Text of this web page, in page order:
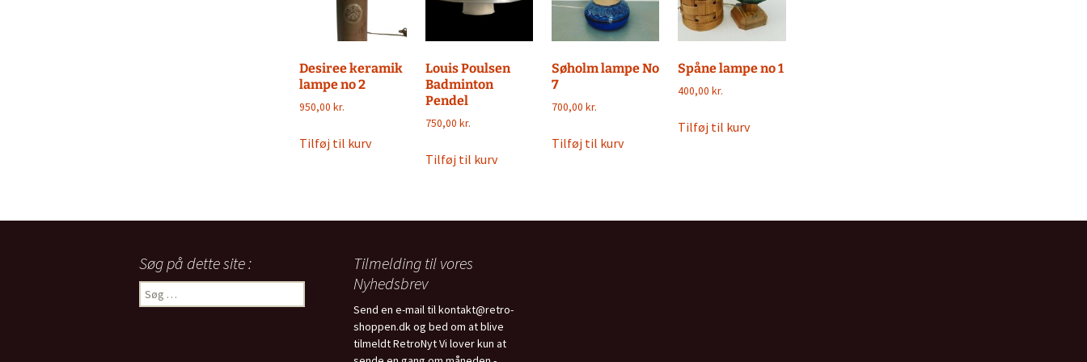
Desiree keramik
lampe no 2
950,00 kr.
Tilføj til kurv
Louis Poulsen
Badminton
Pendel
750,00kr.
Tilføj til kurv
Søholm lampe No
7
700,00kr.
Tilføj til kurv
Spåne lampe no 1
400,00kr.
Tilføj til kurv
Søg på dette site :
Søg
efter:
Tilmelding til vores
Nyhedsbrev
Send en e-mail til kontakt@retro-
shoppen.dk og bed om at blive
tilmeldt RetroNyt Vi lover kun at